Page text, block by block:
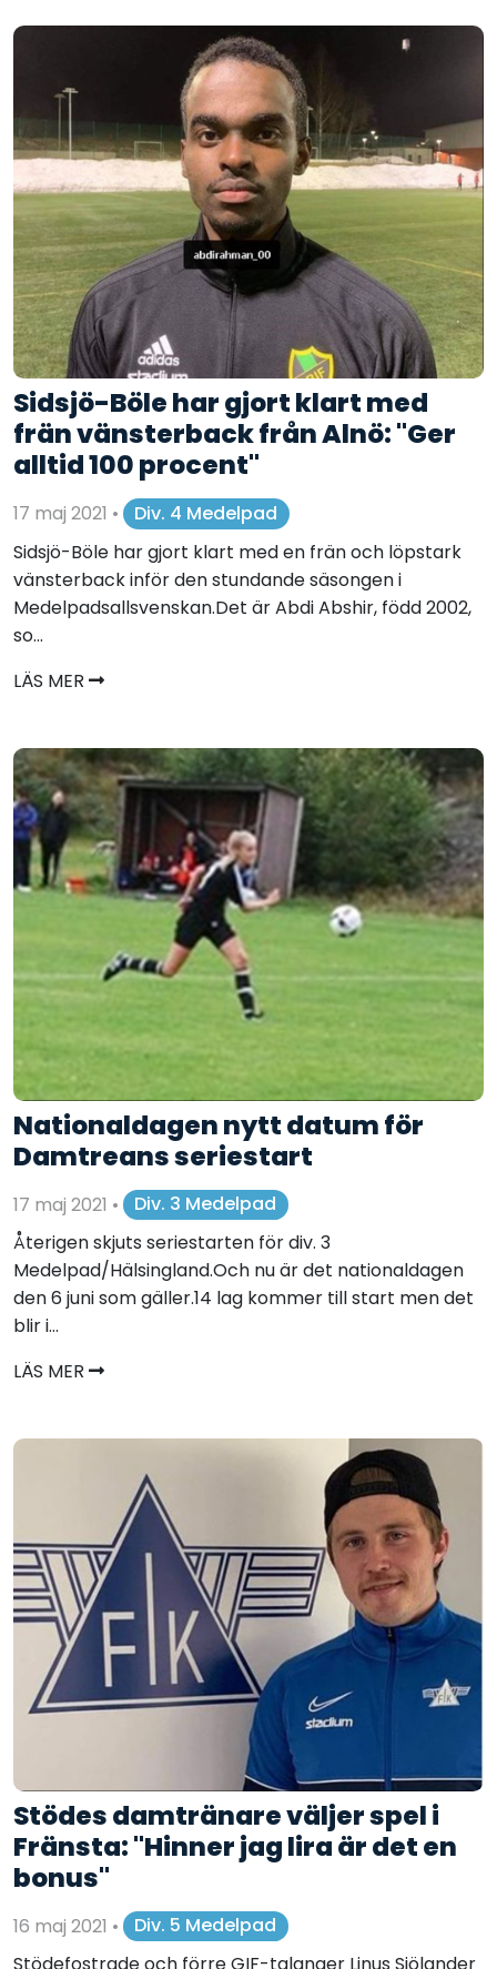
Sidsjö-Böle har gjort klart med
frän vänsterback från Alnö: "Ger
alltid 100 procent"
17 maj 2021 •
Div. 4 Medelpad
Sidsjö-Böle har gjort klart med en frän och löpstark
vänsterback inför den stundande säsongen i
Medelpadsallsvenskan.Det är Abdi Abshir, född 2002,
so...
LÄS MER
Nationaldagen nytt datum för
Damtreans seriestart
17 maj 2021 •
Div. 3 Medelpad
Återigen skjuts seriestarten för div. 3
Medelpad/Hälsingland.Och nu är det nationaldagen
den 6 juni som gäller.14 lag kommer till start men det
blir i...
LÄS MER
Stödes damtränare väljer spel i
Fränsta: "Hinner jag lira är det en
bonus"
16 maj 2021 •
Div. 5 Medelpad
Stödefostrade och förre GIF-talanger Linus Sjölander